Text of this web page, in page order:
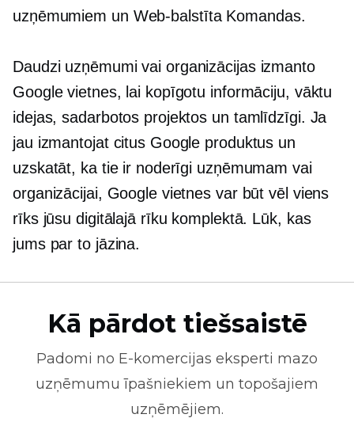
uzņēmumiem un Web-balstītaKomandas.
Daudzi uzņēmumi vai organizācijas izmanto
Google vietnes, lai kopīgotu informāciju, vāktu
idejas, sadarbotos projektos un tamlīdzīgi. Ja
jau izmantojat citus Google produktus un
uzskatāt, ka tie ir noderīgi uzņēmumam vai
organizācijai, Google vietnes var būt vēl viens
rīks jūsu digitālajā rīku komplektā. Lūk, kas
jums par to jāzina.
Kā pārdot tiešsaistē
Padomi no E-komercijas eksperti mazo
uzņēmumu īpašniekiem un topošajiem
uzņēmējiem.